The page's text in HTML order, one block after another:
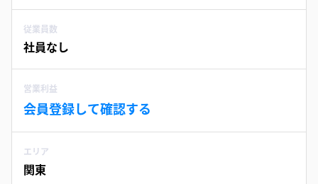
従業員数
社員なし
営業利益
会員登録して確認する
エリア
関東